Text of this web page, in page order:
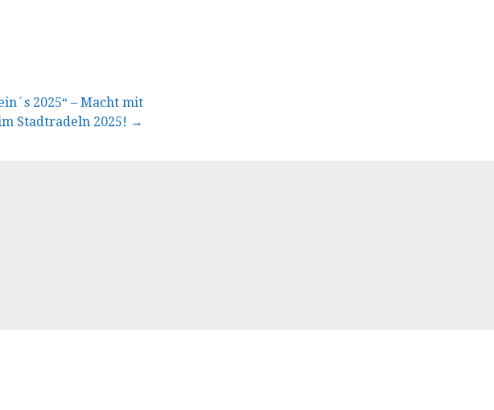
2025“ – Macht mit
Stadtradeln 2025! →